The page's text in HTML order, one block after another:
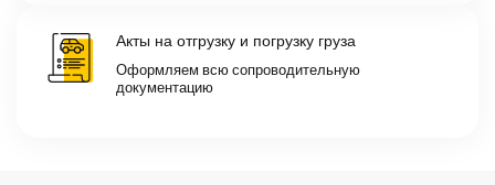
Акты на отгрузку и погрузку груза
Оформляем всю сопроводительную
документацию